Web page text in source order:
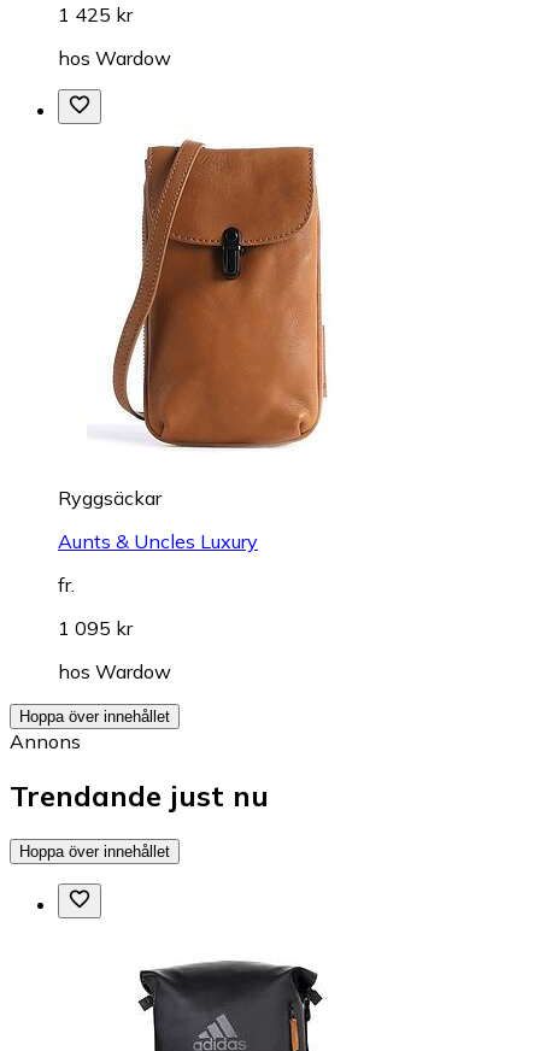
1 425 kr
hos Wardow
Ryggsäckar
Aunts & Uncles Luxury
fr.
1 095 kr
hos Wardow
Hoppa över innehållet
Annons
Trendande just nu
Hoppa över innehållet